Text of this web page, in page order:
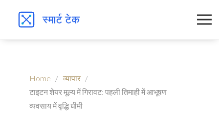
Home
व्यापार
टाइटन शेयर मूल्य में गिरावट: पहली तिमाही में आभूषण
व्यवसाय में वृद्धि धीमी